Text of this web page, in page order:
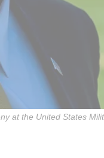
at the United States